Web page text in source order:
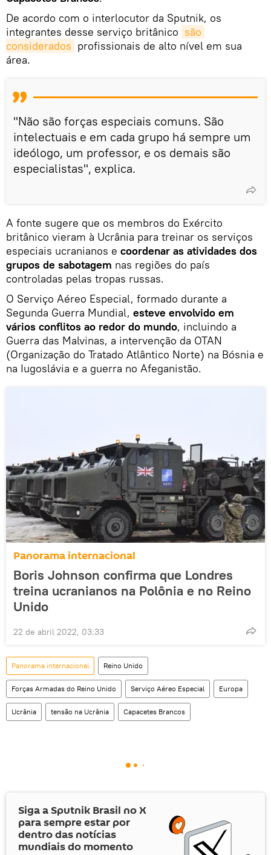
De acordo com o interlocutor da Sputnik, os
integrantes desse serviço britânico são
considerados profissionais de alto nível em sua
área.
"Não são forças especiais comuns. São
intelectuais e em cada grupo há sempre um
ideólogo, um professor, e os demais são
especialistas", explica.
A fonte sugere que os membros do Exército
britânico vieram à Ucrânia para treinar os serviços
especiais ucranianos e coordenar as atividades dos
grupos de sabotagem nas regiões do país
controladas pelas tropas russas.
O Serviço Aéreo Especial, formado durante a
Segunda Guerra Mundial, esteve envolvido em
vários conflitos ao redor do mundo, incluindo a
Guerra das Malvinas, a intervenção da OTAN
(Organização do Tratado Atlântico Norte) na Bósnia e
na Iugoslávia e a guerra no Afeganistão.
Panorama internacional
Boris Johnson confirma que Londres
treina ucranianos na Polônia e no Reino
Unido
22 de abril 2022, 03:33
Panorama internacional Reino Unido
Forças Armadas do Reino Unido Serviço Aéreo Especial Europa
Ucrânia tensão na Ucrânia Capacetes Brancos
Siga a Sputnik Brasil noX
para sempre estar por
dentro das notícias
mundiais do momento